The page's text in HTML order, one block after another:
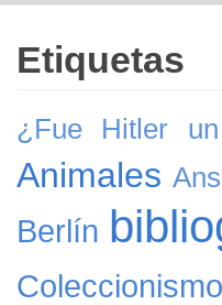
Etiquetas
¿Fue Hitler
Animales
Berlín
Coleccionismo